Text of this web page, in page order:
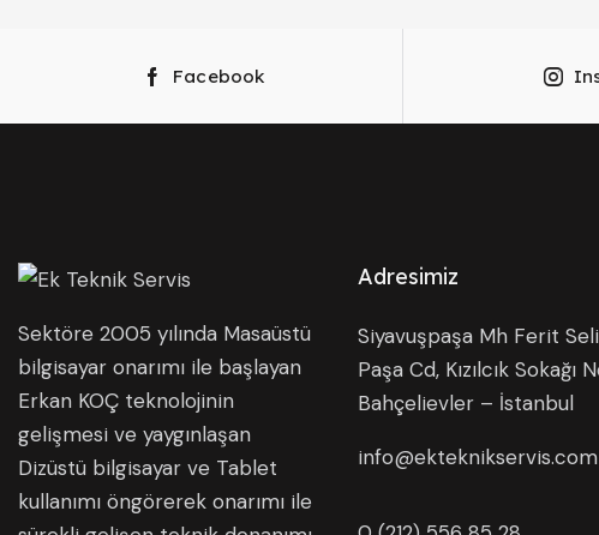
Facebook
Sektöre 2005 yılında Masaüstü
bilgisayar onarımı ile başlayan
Erkan KOÇ teknolojinin
gelişmesi ve yaygınlaşan
Dizüstü bilgisayar ve Tablet
kullanımı öngörerek onarımı ile
Adresimiz
Siyavuşpaşa Mh Ferit
Paşa Cd, Kızılcık Sokağı
Bahçelievler – İstanbul
info@ekteknikservis.com